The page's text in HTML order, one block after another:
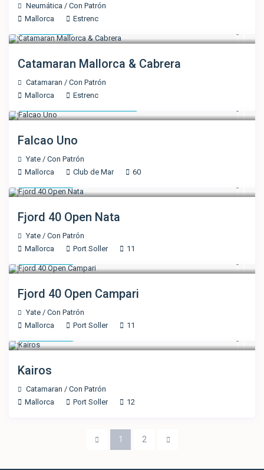
Neumática /Con Patrón
Mallorca
Estrenc
Catamaran Mallorca & Cabrera
Catamaran /Con Patrón
Mallorca
Estrenc
Falcao Uno
Yate /Con Patrón
Mallorca
Club de Mar 60
Fjord 40 Open Nata
Yate /Con Patrón
Mallorca
Port Soller 11
Fjord 40 Open Campari
Yate /Con Patrón
Mallorca
Port Soller 11
Kairos
Catamaran /Con Patrón
Mallorca
Port Soller 12
1 2